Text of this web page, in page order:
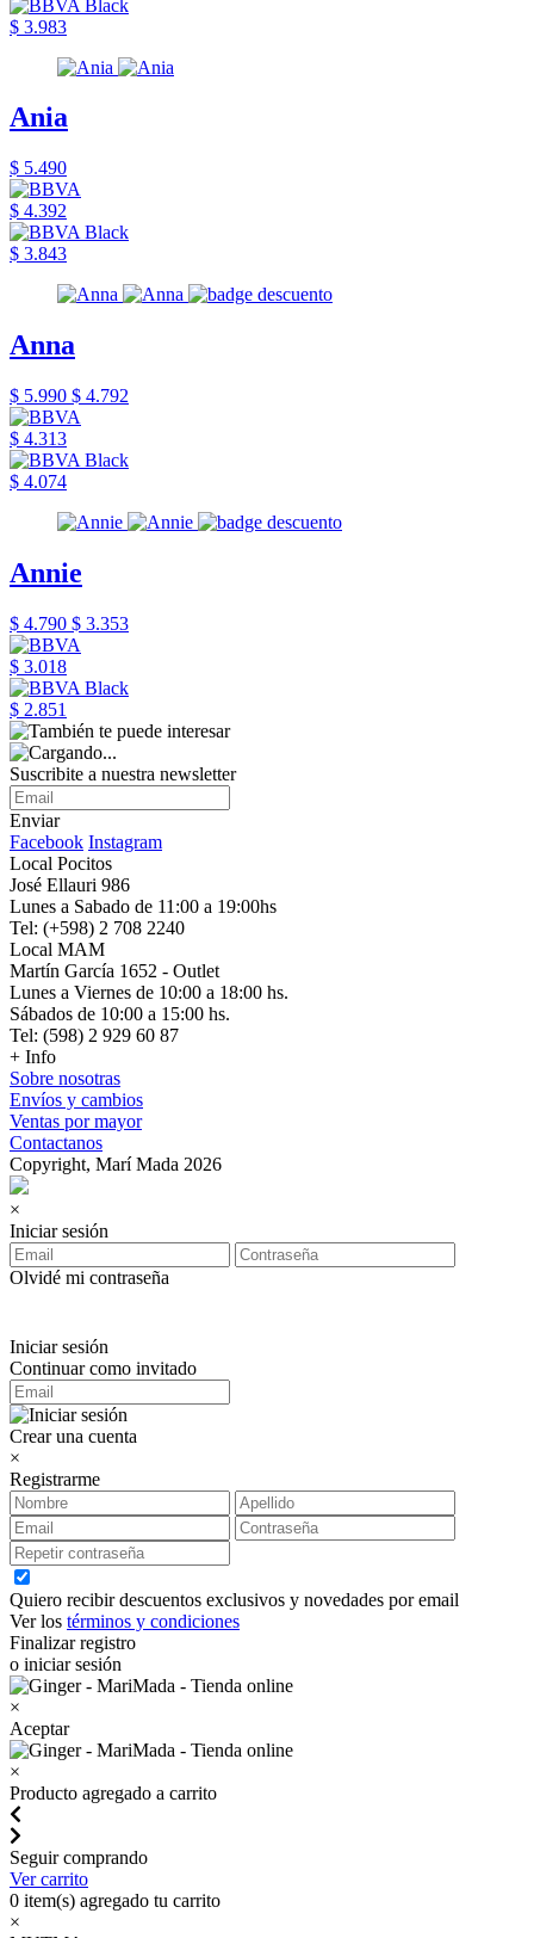
$ 3.983
Ania
$ 5.490
$ 4.392
$ 3.843
Anna
$ 5.990 $ 4.792
$ 4.313
$ 4.074
Annie
$ 4.790 $ 3.353
$ 3.018
$ 2.851
Suscribite a nuestra newsletter
Enviar
Facebook Instagram
Local Pocitos
José Ellauri 986
Lunes a Sabado de 11:00 a 19:00hs
Tel: (+598) 2 708 2240
Local MAM
Martín García 1652 - Outlet
Lunes a Viernes de 10:00 a 18:00 hs.
Sábados de 10:00 a 15:00 hs.
Tel: (598) 2 929 60 87
+ Info
Sobre nosotras
Envíos y cambios
Ventas por mayor
Contactanos
Copyright, Marí Mada 2026
×
Iniciar sesión
Olvidé mi contraseña
Iniciar sesión
Continuar como invitado
Crear una cuenta
×
Registrarme
Quiero recibir descuentos exclusivos y novedades por email
Ver los términos y condiciones
Finalizar registro
o iniciar sesión
×
Aceptar
×
Producto agregado a carrito
Seguir comprando
Ver carrito
0 item(s) agregado tu carrito
×